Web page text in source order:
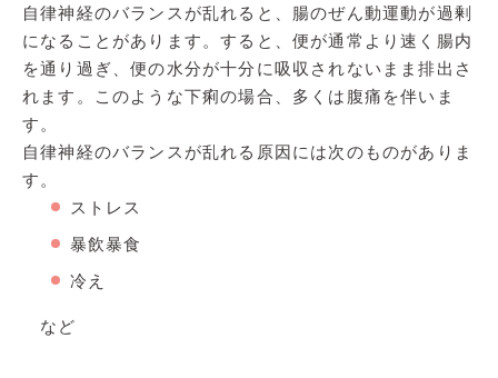
自律神経のバランスが乱れると、腸のぜん動運動が過剰
になることがあります。すると、便が通常より速く腸内
を通り過ぎ、便の水分が十分に吸収されないまま排出さ
れます。このような下痢の場合、多くは腹痛を伴いま
す。
自律神経のバランスが乱れる原因には次のものがありま
す。
ストレス
暴飲暴食
冷え
など